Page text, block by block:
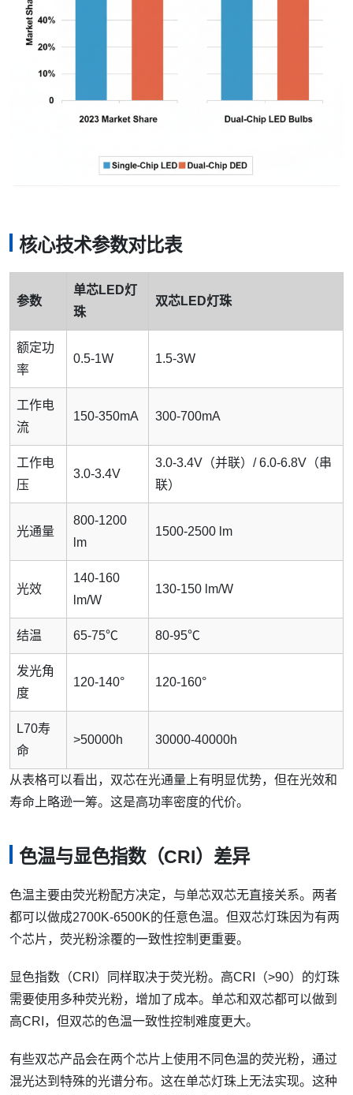
核心技术参数对比表
参数
单芯LED灯
珠
双芯LED灯珠
额定功
率
0.5-1W 1.5-3W
工作电
流
150-350mA 300-700mA
工作电
压
3.0-3.4V
3.0-3.4V（并联）/ 6.0-6.8V（串
联）
光通量
800-1200
lm
1500-2500 lm
光效
140-160
lm/W
130-150 lm/W
结温 65-75℃ 80-95℃
发光角
度
120-140° 120-160°
L70寿
命
>50000h 30000-40000h
从表格可以看出，双芯在光通量上有明显优势，但在光效和
寿命上略逊一筹。这是高功率密度的代价。
色温与显色指数（CRI）差异
色温主要由荧光粉配方决定，与单芯双芯无直接关系。两者
都可以做成2700K-6500K的任意色温。但双芯灯珠因为有两
个芯片，荧光粉涂覆的一致性控制更重要。
显色指数（CRI）同样取决于荧光粉。高CRI（>90）的灯珠
需要使用多种荧光粉，增加了成本。单芯和双芯都可以做到
高CRI，但双芯的色温一致性控制难度更大。
有些双芯产品会在两个芯片上使用不同色温的荧光粉，通过
混光达到特殊的光谱分布。这在单芯灯珠上无法实现。这种